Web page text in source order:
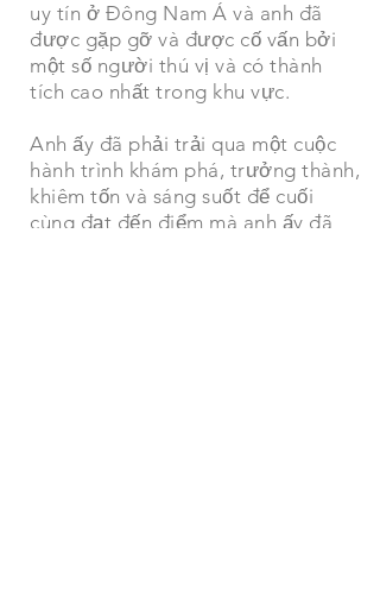
uy tín ở Đông Nam Á và anh đã
được gặp gỡ và được cố vấn bởi
một số người thú vị và có thành
tích cao nhất trong khu vực.
Anh ấy đã phải trải qua một cuộc
hành trình khám phá, trưởng thành,
khiêm tốn và sáng suốt để cuối
cùng đạt đến điểm mà anh ấy đã